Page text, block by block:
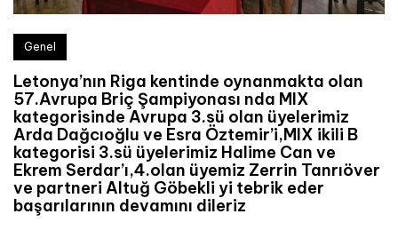
Genel
Letonya’nın Riga kentinde oynanmakta olan
57.Avrupa Briç Şampiyonası nda MIX
kategorisinde Avrupa 3.sü olan üyelerimiz
Arda Dağcıoğlu ve Esra Öztemir’i,MIX ikili B
kategorisi 3.sü üyelerimiz Halime Can ve
Ekrem Serdar’ı,4.olan üyemiz Zerrin Tanrıöver
ve partneri Altuğ Göbekli yi tebrik eder
başarılarının devamını dileriz